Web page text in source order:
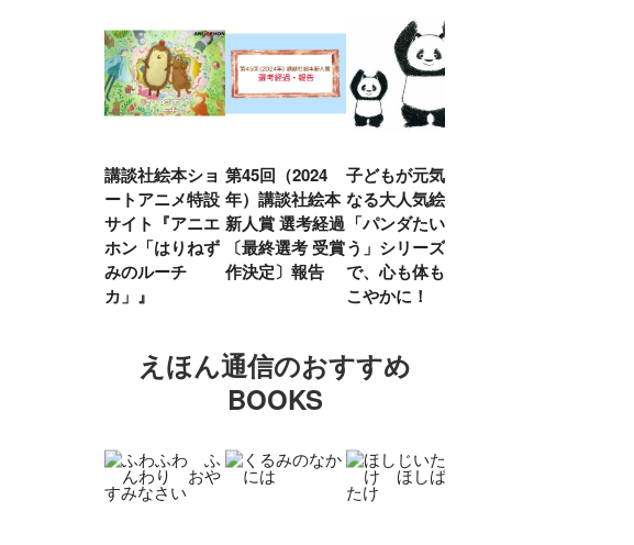
講談社絵本ショ
ートアニメ特設
サイト『アニエ
ホン「はりねず
みのルーチ
カ」』
第45回（2024
年）講談社絵本
新人賞 選考経過
〔最終選考 受賞
作決定〕報告
子どもが元気に
なる大人気絵本
「パンダたいそ
う」シリーズ
で、心も体もす
こやかに！
えほん通信のおすすめ
BOOKS